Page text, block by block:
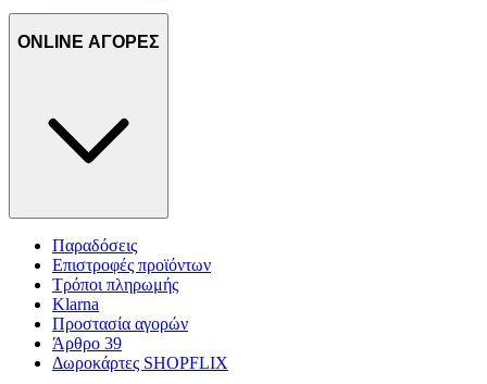
ONLINE ΑΓΟΡΕΣ
Παραδόσεις
Επιστροφές προϊόντων
Τρόποι πληρωμής
Klarna
Προστασία αγορών
Άρθρο 39
Δωροκάρτες SHOPFLIX